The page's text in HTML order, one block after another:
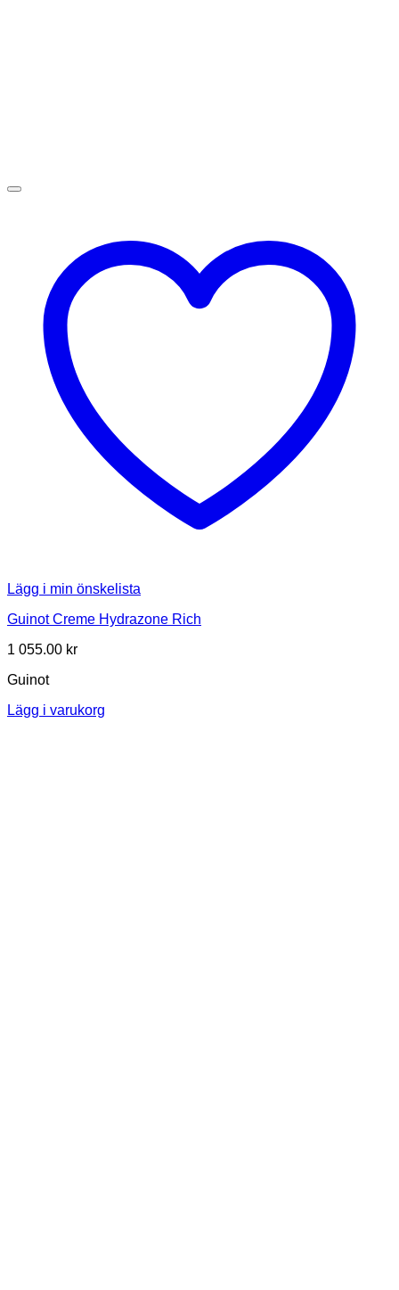
Lägg i min önskelista
Guinot Creme Hydrazone Rich
1 055.00 kr
Guinot
Lägg i varukorg